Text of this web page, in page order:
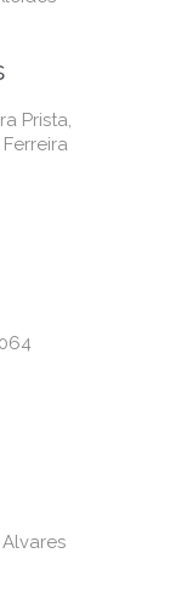
Prista,